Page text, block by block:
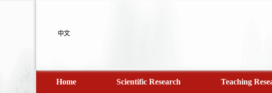
中文
Home Scientific Research Teaching